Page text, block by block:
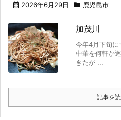
2026年6月29日 鹿児島市
加茂川
今年4月下旬に
中華を何軒か
きたが ...
記事を